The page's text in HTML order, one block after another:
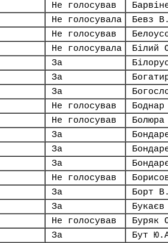
Не голосував
Не голосувала Бевз
Не голосував
Не голосувала Білий
За
За
За
Не голосував
Не голосував
За
За
За
Не голосував
За Борт
За
Не голосував Буряк
За Бут